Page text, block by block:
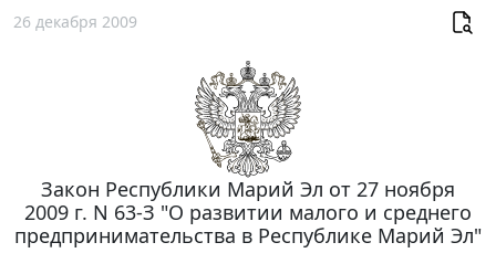
26 декабря 2009
Закон Республики Марий Эл от 27 ноября
2009 г. N 63-З "О развитии малого и среднего
предпринимательства в Республике Марий Эл"